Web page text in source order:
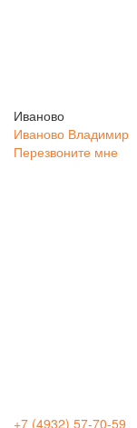
Иваново
Иваново Владимир
Перезвоните мне
+7 (4932) 57-70-59